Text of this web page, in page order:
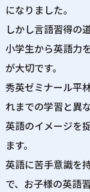
になりました。
しかし言語習得の
小学生から英語力
が大切です。
秀英ゼミナール平
れまでの学習と異な
英語のイメージを
ます。
英語に苦手意識を
で、お子様の英語